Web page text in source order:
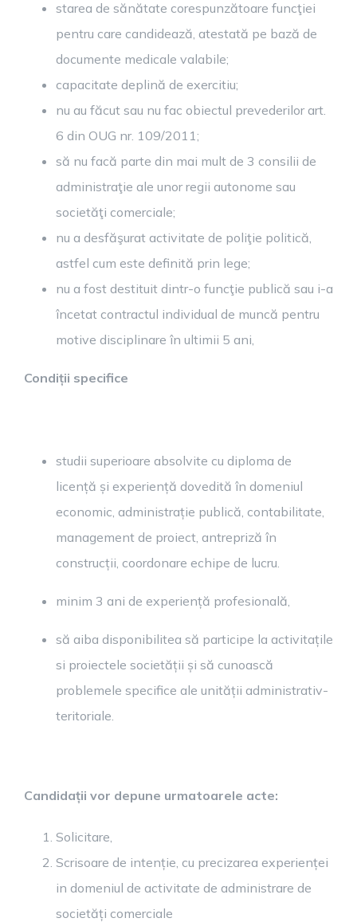
starea de sănătate corespunzătoare funcţiei
pentru care candidează, atestată pe bază de
documente medicale valabile;
capacitate deplină de exercitiu;
nu au făcut sau nu fac obiectul prevederilor art.
6 din OUG nr. 109/2011;
să nu facă parte din mai mult de 3 consilii de
administraţie ale unor regii autonome sau
societăţi comerciale;
nu a desfăşurat activitate de poliţie politică,
astfel cum este definită prin lege;
nu a fost destituit dintr-o funcţie publică sau i-a
încetat contractul individual de muncă pentru
motive disciplinare în ultimii 5 ani,
Condiții specifice
studii superioare absolvite cu diploma de
licență și experiență dovedită în domeniul
economic, administrație publică, contabilitate,
management de proiect, antrepriză în
construcții, coordonare echipe de lucru.
minim 3 ani de experiență profesională,
să aiba disponibilitea să participe la activitațile
si proiectele societății și să cunoască
problemele specifice ale unității administrativ-
teritoriale.
Candidații vor depune urmatoarele acte:
Solicitare,
Scrisoare de intenție, cu precizarea experienței
in domeniul de activitate de administrare de
societăți comerciale